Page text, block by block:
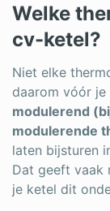
Welke
cv-ketel?
Niet elke
daarom vóór
modulerend
modulerende
laten bijsturen
Dat geeft vaak
je ketel dit